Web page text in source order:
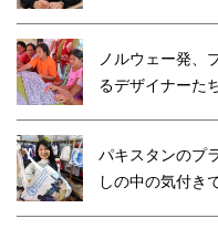
ノルウェー発、
るデザイナーた
パキスタンのプ
しの中の気付き